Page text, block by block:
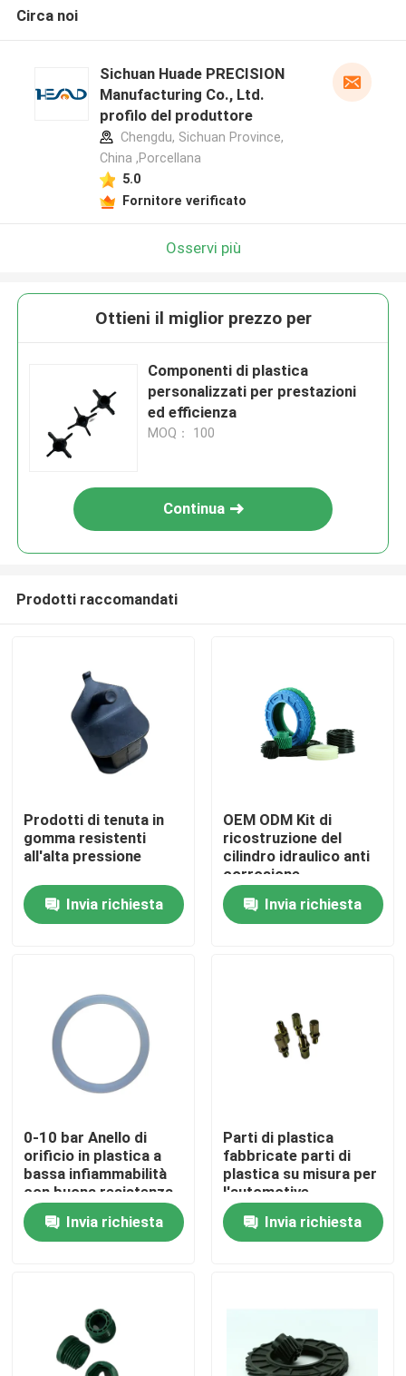
Casa
Chi siamo
Prodotti
guarnizione di gomma
Guarnizione rotatoria
Guarnizione di galleggiamento
Sigillo dell'olio di motore
Anelli O personalizzati
Circa noi
Sichuan Huade PRECISION
Manufacturing Co., Ltd.
profilo del produttore
Chengdu, Sichuan Province,
China ,Porcellana
5.0
Fornitore verificato
Osservi più
Ottieni il miglior prezzo per
Componenti di plastica
personalizzati per prestazioni
ed efficienza
MOQ： 100
Continua
Prodotti raccomandati
Prodotti di tenuta in
gomma resistenti
all'alta pressione
Invia richiesta
OEM ODM Kit di
ricostruzione del
cilindro idraulico anti
corrosione
Invia richiesta
0-10 bar Anello di
orificio in plastica a
bassa infiammabilità
con buona resistenza
all'abrasione
Invia richiesta
Parti di plastica
fabbricate parti di
plastica su misura per
l'automotive
Invia richiesta